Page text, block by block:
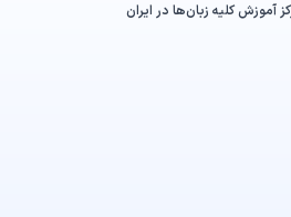
آموزش کلیه زبان‌ها در ایران